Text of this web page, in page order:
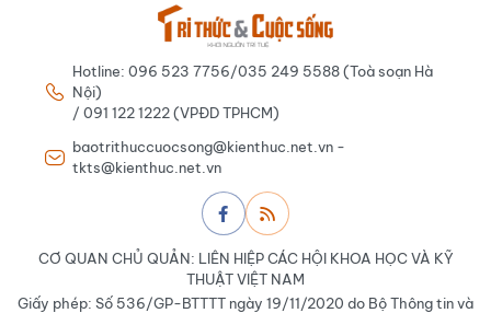
Hotline: 096 523 7756/035 249 5588 (Toà soạn Hà
Nội)
/ 091 122 1222 (VPĐD TPHCM)
baotrithuccuocsong@kienthuc.net.vn -
tkts@kienthuc.net.vn
CƠ QUAN CHỦ QUẢN: LIÊN HIỆP CÁC HỘI KHOA HỌC VÀ KỸ
THUẬT VIỆT NAM
Giấy phép: Số 536/GP-BTTTT ngày 19/11/2020 do Bộ Thông tin và